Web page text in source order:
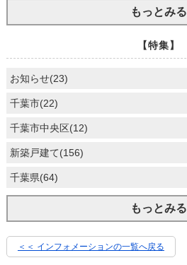
もっとみる
【特集】
お知らせ(23)
千葉市(22)
千葉市中央区(12)
新築戸建て(156)
千葉県(64)
もっとみる
＜＜ インフォメーションの一覧へ戻る